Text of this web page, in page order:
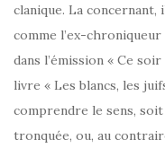
clanique. La
comme l’ex-chroniqueur
dans l’émission « Ce
livre « Les blancs, les
comprendre le sens,
tronquée, ou, au